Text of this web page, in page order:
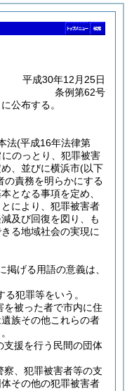
平成30年12月25日
条例第62号
公布する。
法(平成16年法律第
のっとり、犯罪被害
、並びに横浜市(以下
の責務を明らかにする
となる事項を定め、
により、犯罪被害者
及び回復を図り、も
る地域社会の実現に
掲げる用語の意義は、
犯罪等をいう。
被った者で市内に住
族その他これらの者
援を行う民間の団体
、犯罪被害者等の支
その他の犯罪被害者